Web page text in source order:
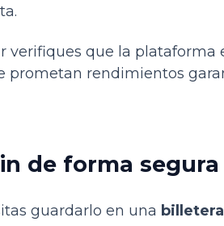
verifiques que la plataforma
prometan rendimientos
de forma segura
guardarlo en una